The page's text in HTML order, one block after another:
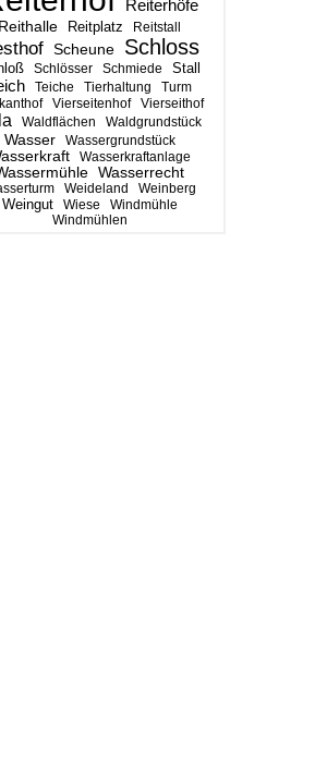
Reiterhöfe
Reithalle Reitplatz Reitstall
Scheune Schloss
Schlösser Schmiede Stall
Teiche Tierhaltung
Turm
Vierseitenhof Vierseithof
Waldflächen Waldgrundstück
Wasser Wassergrundstück
Wasserkraftanlage
Wasserrecht
Weideland Weinberg
Weingut Wiese
Windmühle
Windmühlen